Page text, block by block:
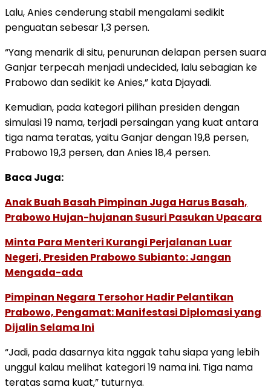
Lalu, Anies cenderung stabil mengalami sedikit
penguatan sebesar 1,3 persen.
“Yang menarik di situ, penurunan delapan persen suara
Ganjar terpecah menjadi undecided, lalu sebagian ke
Prabowo dan sedikit ke Anies,” kata Djayadi.
Kemudian, pada kategori pilihan presiden dengan
simulasi 19 nama, terjadi persaingan yang kuat antara
tiga nama teratas, yaitu Ganjar dengan 19,8 persen,
Prabowo 19,3 persen, dan Anies 18,4 persen.
Baca Juga:
Anak Buah Basah Pimpinan Juga Harus Basah,
Prabowo Hujan-hujanan Susuri Pasukan Upacara
Minta Para Menteri Kurangi Perjalanan Luar
Negeri, Presiden Prabowo Subianto: Jangan
Mengada-ada
Pimpinan Negara Tersohor Hadir Pelantikan
Prabowo, Pengamat: Manifestasi Diplomasi yang
Dijalin Selama Ini
“Jadi, pada dasarnya kita nggak tahu siapa yang lebih
unggul kalau melihat kategori 19 nama ini. Tiga nama
teratas sama kuat,” tuturnya.